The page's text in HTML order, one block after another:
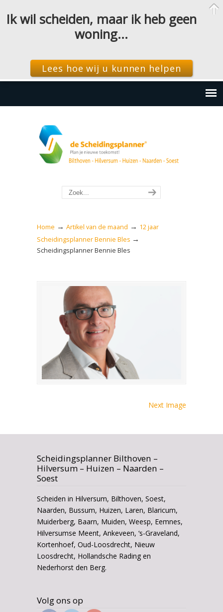
Home → Artikel van de maand → 12 jaar
Scheidingsplanner Bennie Bles →
Scheidingsplanner Bennie Bles
Next Image
Scheidingsplanner Bilthoven –
Hilversum – Huizen – Naarden –
Soest
Scheiden in Hilversum, Bilthoven, Soest,
Naarden, Bussum, Huizen, Laren, Blaricum,
Muiderberg, Baarn, Muiden, Weesp, Eemnes,
Hilversumse Meent, Ankeveen, ‘s-Graveland,
Kortenhoef, Oud-Loosdrecht, Nieuw
Loosdrecht, Hollandsche Rading en
Nederhorst den Berg.
Volg ons op
Ik wil scheiden, maar ik heb geen
woning…
Lees hoe wij u kunnen helpen